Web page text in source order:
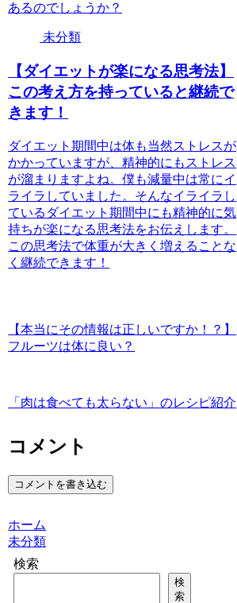
あるのでしょうか？
未分類
【ダイエットが楽になる思考法】
この考え方を持っていると継続で
きます！
ダイエット期間中は体も当然ストレスが
かかっていますが、精神的にもストレス
が溜まりますよね。僕も減量中は常にイ
ライラしていました。そんなイライラし
ているダイエット期間中にも精神的に気
持ちが楽になる思考法をお伝えします。
この思考法で体重が大きく増えることな
く継続できます！
【本当にその情報は正しいですか！？】
フルーツは体に良い？
「肉は食べても太らない」のレシピ紹介
コメント
コメントを書き込む
ホーム
未分類
検索
検
索